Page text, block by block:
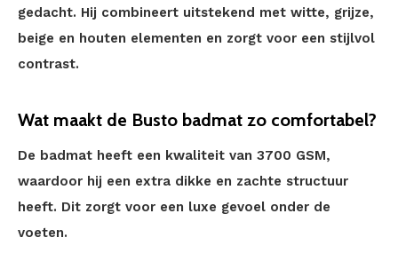
gedacht. Hij combineert uitstekend met witte, grijze,
beige en houten elementen en zorgt voor een stijlvol
contrast.
Wat maakt de Busto badmat zo comfortabel?
De badmat heeft een kwaliteit van 3700 GSM,
waardoor hij een extra dikke en zachte structuur
heeft. Dit zorgt voor een luxe gevoel onder de
voeten.